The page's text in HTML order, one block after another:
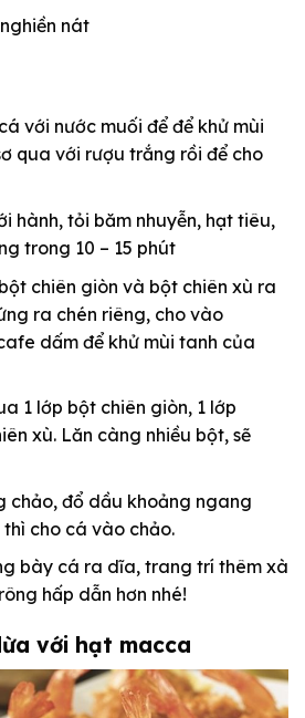
nát
với nước muối để để khử mùi
qua với rượu trắng rồi để cho
hành, tỏi băm nhuyễn, hạt tiêu,
trong 10 – 15 phút
chiên giòn và bột chiên xù ra
ra chén riêng, cho vào
dấm để khử mùi tanh của
1 lớp bột chiên giòn, 1 lớp
xù. Lăn càng nhiều bột, sẽ
chảo, đổ dầu khoảng ngang
cho cá vào chảo.
bày cá ra dĩa, trang trí thêm xà
hấp dẫn hơn nhé!
với hạt macca